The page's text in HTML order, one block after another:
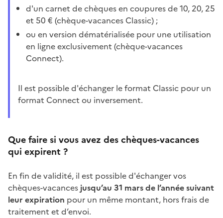
d'un carnet de chèques en coupures de 10, 20, 25
et 50 € (chèque-vacances Classic) ;
ou en version dématérialisée pour une utilisation
en ligne exclusivement (chèque-vacances
Connect).
Il est possible d'échanger le format Classic pour un
format Connect ou inversement.
Que faire si vous avez des chèques-vacances
qui expirent ?
En fin de validité, il est possible d'échanger vos
chèques-vacances jusqu’au 31 mars de l’année suivant
leur expiration pour un même montant, hors frais de
traitement et d’envoi.